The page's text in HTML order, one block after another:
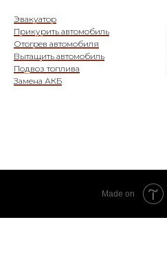
Эвакуатор
Прикурить автомобиль
Отогрев автомобиля
Вытащить автомобиль
Подвоз топлива
Замена АКБ
Made on